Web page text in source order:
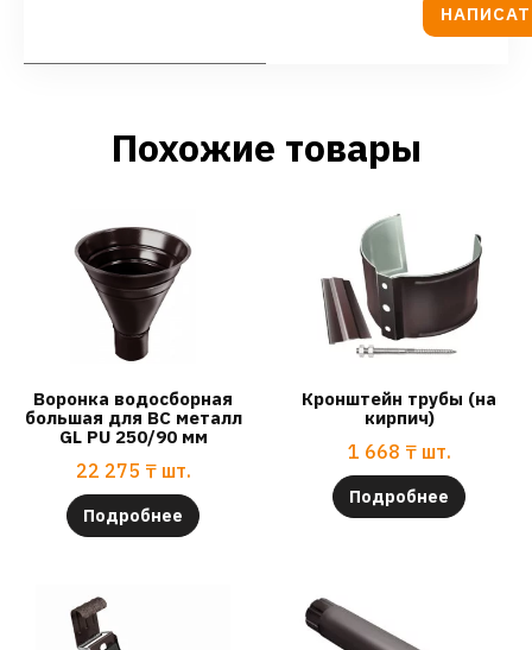
Похожие товары
Воронка водосборная
большая для ВС металл
GL PU 250/90 мм
22 275 ₸ шт.
Подробнее
Кронштейн трубы (на
кирпич)
1 668 ₸ шт.
Подробнее